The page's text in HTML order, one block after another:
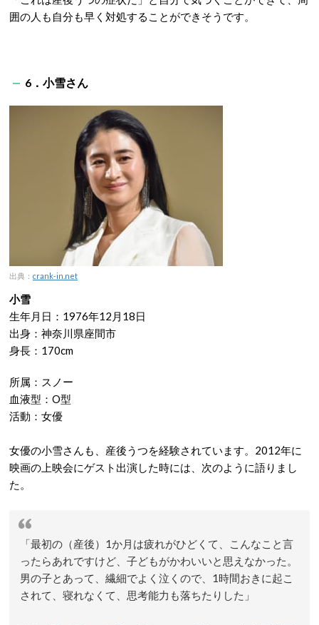
囲の人も自分も早く対処することができそうです。
6．小雪さん
出典： crank-in.net
小雪
生年月日：1976年12月18日
出身：神奈川県座間市
身長：170cm
所属：スノー
血液型：O型
活動：女優
女優の小雪さんも、産後うつを経験されています。2012年に
映画の上映会にゲスト出演した時には、次のように語りまし
た。
「最初の（産後）1か月は疲れがひどくて、こんなこと言
ったらあれですけど、子どもがかわいいと思えなかった。
男の子とあって、繊細でよく泣くので、1時間おきに起こ
されて、寝れなくて、思考能力も落ちたりした」